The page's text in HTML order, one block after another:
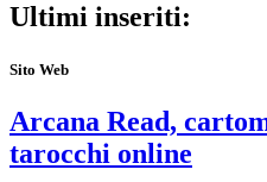
Ultimi inseriti:
Sito Web
Arcana Read,
tarocchi online